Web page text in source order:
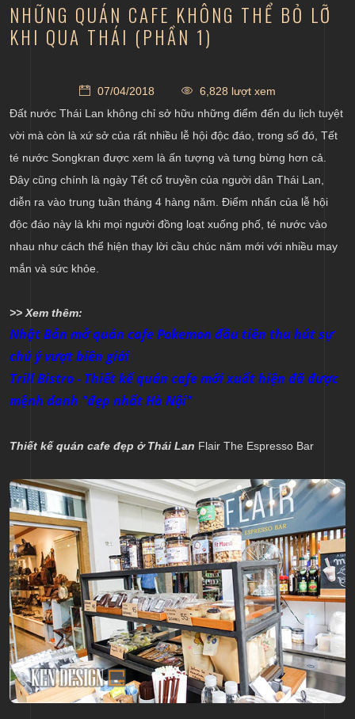
NHỮNG QUÁN CAFE KHÔNG THỂ BỎ LỠ
KHI QUA THÁI (PHẦN 1)
07/04/2018
6,828 lượt xem
Đất nước Thái Lan không chỉ sở hữu những điểm đến du lịch tuyệt
vời mà còn là xứ sở của rất nhiều lễ hội độc đáo, trong số đó, Tết
té nước Songkran được xem là ấn tượng và tưng bừng hơn cả.
Đây cũng chính là ngày Tết cổ truyền của người dân Thái Lan,
diễn ra vào trung tuần tháng 4 hàng năm. Điểm nhấn của lễ hội
độc đáo này là khi mọi người đồng loạt xuống phố, té nước vào
nhau như cách thể hiện thay lời cầu chúc năm mới với nhiều may
mắn và sức khỏe.
>> Xem thêm:
Nhật Bản mở quán cafe Pokemon đầu tiên thu hút sự
chú ý vượt biên giới
Trill Bistro - Thiết kế quán cafe mới xuất hiện đã được
mệnh danh "đẹp nhất Hà Nội"
Thiết kế quán cafe đẹp ở Thái Lan Flair The Espresso Bar